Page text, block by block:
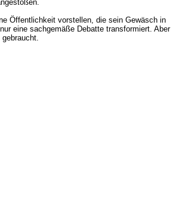
Öffentlichkeit vorstellen, die sein Gewäsch in
eine sachgemäße Debatte transformiert. Aber